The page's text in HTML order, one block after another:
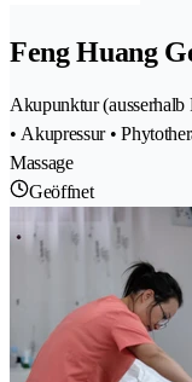
Feng Huang
Akupunktur
• Akupressur •
Massage
Geöffnet